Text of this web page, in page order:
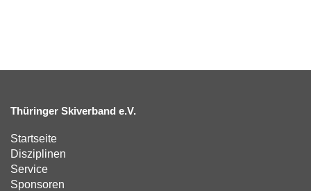
Thüringer Skiverband e.V.
Startseite
Disziplinen
Service
Sponsoren